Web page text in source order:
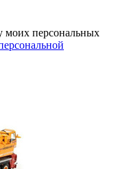
моих персональных